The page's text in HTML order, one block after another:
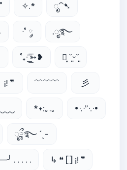
✧.* ೃ⁀➷
·˚ ༘ .ೃ࿐
˚₊· ͟͟͞͞➳❥ ┊͙ ˘͈ᵕ˘͈
¡! ❞ ﹌﹌﹌ 彡
*+:｡.｡ •·.·”·.·•
ೄྀ࿐ ˊˎ-
. . . . . ↳ ❝ [] ¡! ❞